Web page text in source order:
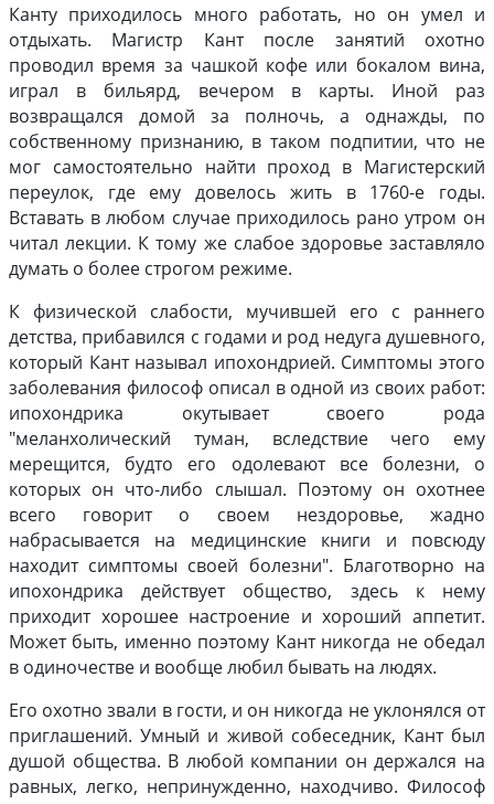
Канту приходилось много работать, но он умел и
отдыхать. Магистр Кант после занятий охотно
проводил время за чашкой кофе или бокалом вина,
играл в бильярд, вечером в карты. Иной раз
возвращался домой за полночь, а однажды, по
собственному признанию, в таком подпитии, что не
мог самостоятельно найти проход в Магистерский
переулок, где ему довелось жить в 1760-е годы.
Вставать в любом случае приходилось рано утром он
читал лекции. К тому же слабое здоровье заставляло
думать о более строгом режиме.
К физической слабости, мучившей его с раннего
детства, прибавился с годами и род недуга душевного,
который Кант называл ипохондрией. Симптомы этого
заболевания философ описал в одной из своих работ:
ипохондрика окутывает своего рода
"меланхолический туман, вследствие чего ему
мерещится, будто его одолевают все болезни, о
которых он что-либо слышал. Поэтому он охотнее
всего говорит о своем нездоровье, жадно
набрасывается на медицинские книги и повсюду
находит симптомы своей болезни". Благотворно на
ипохондрика действует общество, здесь к нему
приходит хорошее настроение и хороший аппетит.
Может быть, именно поэтому Кант никогда не обедал
в одиночестве и вообще любил бывать на людях.
Его охотно звали в гости, и он никогда не уклонялся от
приглашений. Умный и живой собеседник, Кант был
душой общества. В любой компании он держался на
равных, легко, непринужденно, находчиво. Философ